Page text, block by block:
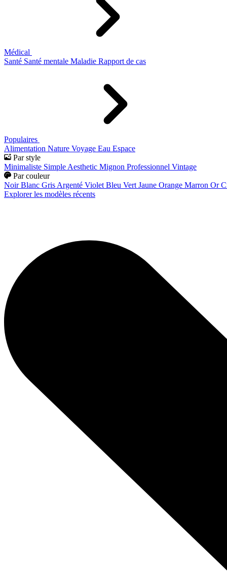
Médical
Santé Santé mentale Maladie Rapport de cas
Populaires
Alimentation Nature Voyage Eau Espace
Par style
Minimaliste Simple Aesthetic Mignon Professionnel Vintage
Par couleur
Noir Blanc Gris Argenté Violet Bleu Vert Jaune Orange Marron Or
Explorer les modèles récents